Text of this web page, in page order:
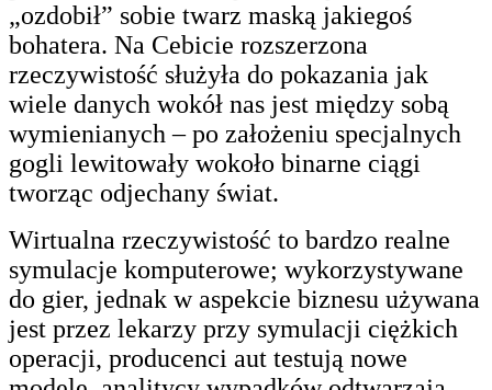
„ozdobił” sobie twarz maską jakiegoś
bohatera. Na Cebicie rozszerzona
rzeczywistość służyła do pokazania jak
wiele danych wokół nas jest między sobą
wymienianych – po założeniu specjalnych
gogli lewitowały wokoło binarne ciągi
tworząc odjechany świat.
Wirtualna rzeczywistość to bardzo realne
symulacje komputerowe; wykorzystywane
do gier, jednak w aspekcie biznesu używana
jest przez lekarzy przy symulacji ciężkich
operacji, producenci aut testują nowe